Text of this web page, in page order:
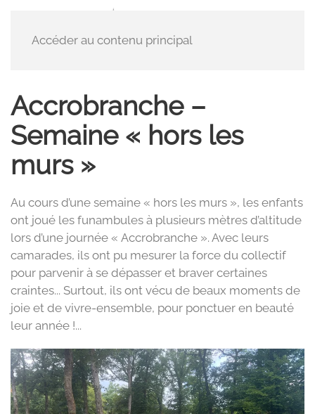
Accéder au contenu principal
Accrobranche –
Semaine « hors les
murs »
Au cours d’une semaine « hors les murs », les enfants
ont joué les funambules à plusieurs mètres d’altitude
lors d’une journée « Accrobranche ». Avec leurs
camarades, ils ont pu mesurer la force du collectif
pour parvenir à se dépasser et braver certaines
craintes... Surtout, ils ont vécu de beaux moments de
joie et de vivre-ensemble, pour ponctuer en beauté
leur année !...